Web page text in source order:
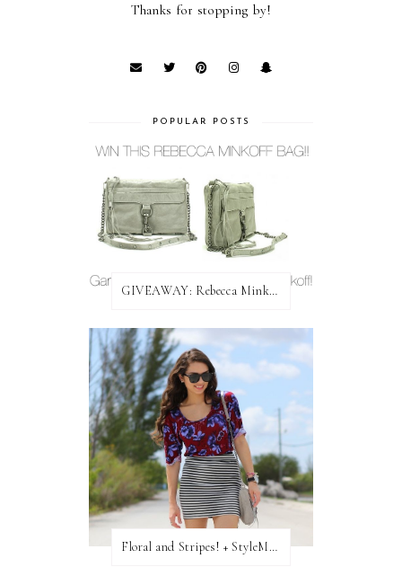
Thanks for stopping by!
POPULAR POSTS
GIVEAWAY: Rebecca Minkoff Bag!
Floral and Stripes! + StyleMint GIVEAWAY!